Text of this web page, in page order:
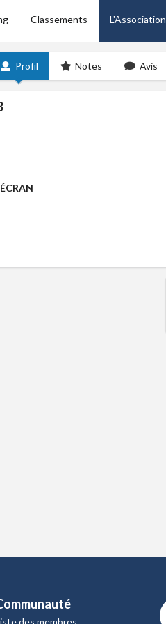
Classements L'Association
Profil Notes Avis
des membres